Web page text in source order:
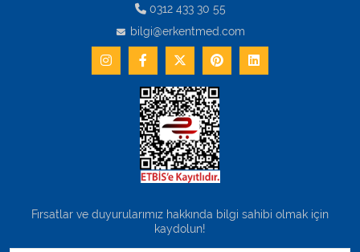
0312 433 30 55
bilgi@erkentmed.com
Fırsatlar ve duyurularımız hakkında bilgi sahibi olmak için
kaydolun!